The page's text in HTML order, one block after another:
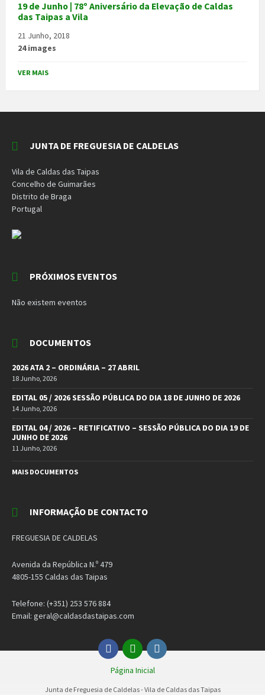
19 de Junho | 78º Aniversário da Elevação de Caldas
das Taipas a Vila
21 Junho, 2018
24 images
VER MAIS
JUNTA DE FREGUESIA DE CALDELAS
Vila de Caldas das Taipas
Concelho de Guimarães
Distrito de Braga
Portugal
PRÓXIMOS EVENTOS
Não existem eventos
DOCUMENTOS
2026 ATA 2 – ORDINÁRIA – 27 ABRIL
18 Junho, 2026
EDITAL 05 / 2026 SESSÃO PÚBLICA DO DIA 18 DE JUNHO DE 2026
14 Junho, 2026
EDITAL 04 / 2026 – RETIFICATIVO – SESSÃO PÚBLICA DO DIA 19 DE
JUNHO DE 2026
11 Junho, 2026
MAIS DOCUMENTOS
INFORMAÇÃO DE CONTACTO
FREGUESIA DE CALDELAS
Avenida da República N.º 479
4805-155 Caldas das Taipas
Telefone: (+351) 253 576 884
Email: geral@caldasdastaipas.com
Facebook
EmailInstagram
Página Inicial
Junta de Freguesia de Caldelas - Vila de Caldas das Taipas